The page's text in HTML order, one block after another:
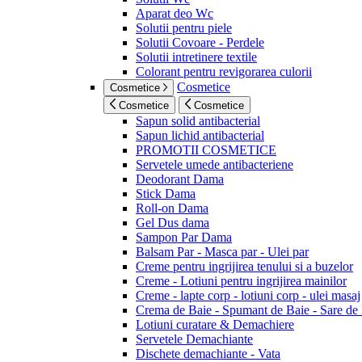
Aparat deo Wc
Solutii pentru piele
Solutii Covoare - Perdele
Solutii intretinere textile
Colorant pentru revigorarea culorii
Cosmetice Cosmetice
Cosmetice Cosmetice
Sapun solid antibacterial
Sapun lichid antibacterial
PROMOTII COSMETICE
Servetele umede antibacteriene
Deodorant Dama
Stick Dama
Roll-on Dama
Gel Dus dama
Sampon Par Dama
Balsam Par - Masca par - Ulei par
Creme pentru ingrijirea tenului si a buzelor
Creme - Lotiuni pentru ingrijirea mainilor
Creme - lapte corp - lotiuni corp - ulei masaj
Crema de Baie - Spumant de Baie - Sare de
Lotiuni curatare & Demachiere
Servetele Demachiante
Dischete demachiante - Vata